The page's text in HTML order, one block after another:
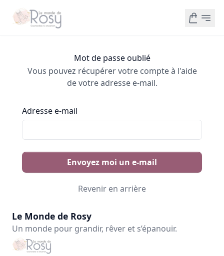
Mot de passe oublié
Vous pouvez récupérer votre compte à l'aide
de votre adresse e-mail.
Adresse e-mail
Envoyez moi un e-mail
Revenir en arrière
Le Monde de Rosy
Un monde pour grandir, rêver et s’épanouir.